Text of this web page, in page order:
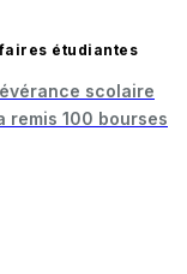
étudiantes
scolaire
remis 100 bourses